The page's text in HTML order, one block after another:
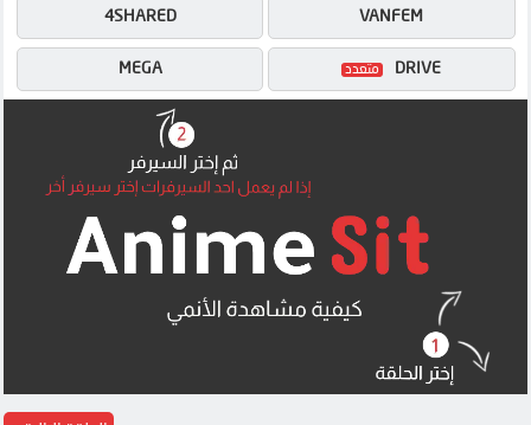
VANFEM
MEGA
4SHARED
DRIVE